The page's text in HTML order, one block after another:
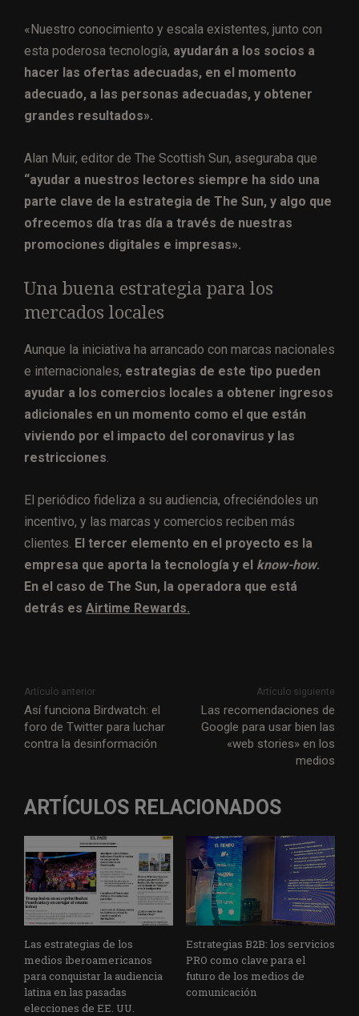
«Nuestro conocimiento y escala existentes, junto con
esta poderosa tecnología, ayudarán a los socios a
hacer las ofertas adecuadas, en el momento
adecuado, a las personas adecuadas, y obtener
grandes resultados».
Alan Muir, editor de The Scottish Sun, aseguraba que
“ayudar a nuestros lectores siempre ha sido una
parte clave de la estrategia de The Sun, y algo que
ofrecemos día tras día a través de nuestras
promociones digitales e impresas».
Una buena estrategia para los
mercados locales
Aunque la iniciativa ha arrancado con marcas nacionales
e internacionales, estrategias de este tipo pueden
ayudar a los comercios locales a obtener ingresos
adicionales en un momento como el que están
viviendo por el impacto del coronavirus y las
restricciones.
El periódico fideliza a su audiencia, ofreciéndoles un
incentivo, y las marcas y comercios reciben más
clientes. El tercer elemento en el proyecto es la
empresa que aporta la tecnología y el know-how.
En el caso de The Sun, la operadora que está
detrás es Airtime Rewards.
Artículo anterior
Así funciona Birdwatch: el
foro de Twitter para luchar
contra la desinformación
Artículo siguiente
Las recomendaciones de
Google para usar bien las
«web stories» en los
medios
ARTÍCULOS RELACIONADOS
Las estrategias de los
medios iberoamericanos
para conquistar la audiencia
latina en las pasadas
elecciones de EE. UU.
Estrategias B2B: los servicios
PRO como clave para el
futuro de los medios de
comunicación